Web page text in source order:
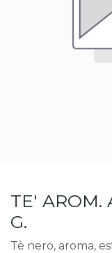
TE' AROM.
G.
Tè nero, aroma,